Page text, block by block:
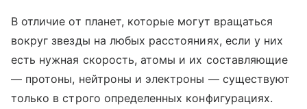
В отличие от планет, которые могут вращаться
вокруг звезды на любых расстояниях, если у них
есть нужная скорость, атомы и их составляющие
— протоны, нейтроны и электроны — существуют
только в строго определенных конфигурациях.